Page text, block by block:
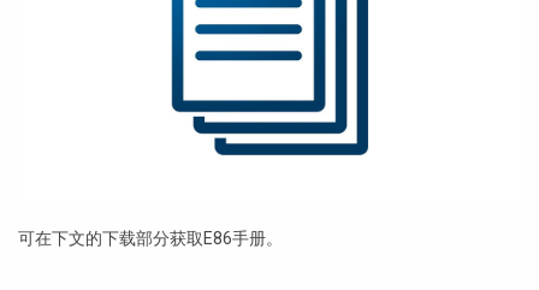
可在下文的下载部分获取E86手册。